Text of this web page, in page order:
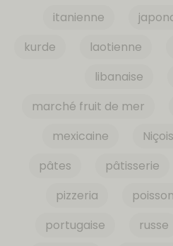
itanienne
kurde
laotienne
libanaise
marché fruit de mer
mexicaine
pâtes
pâtisserie
pizzeria
poisson
portugaise
russe